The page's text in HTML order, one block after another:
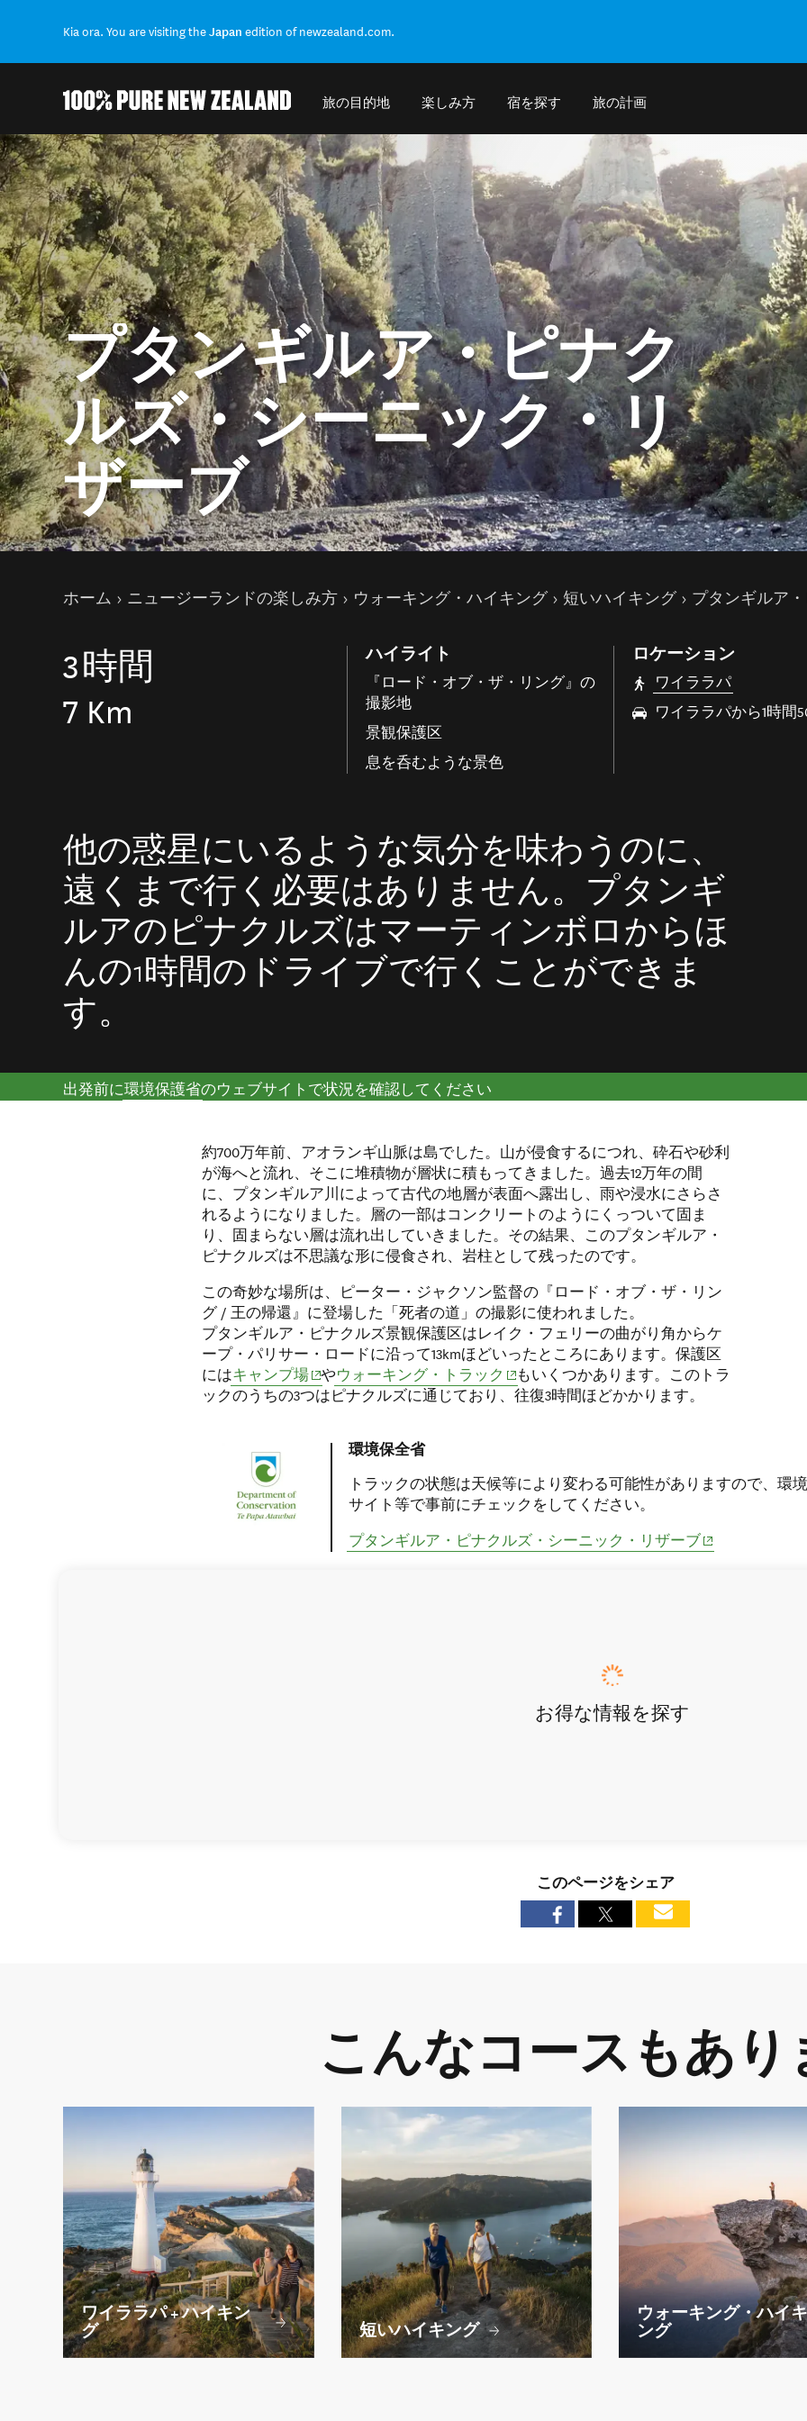
Kia ora. You are visiting theJapan edition of newzealand.com.
旅の目的地 楽しみ方 宿を探す 旅の計画
結果に戻る
プタンギルア・ピナク
ルズ・シーニック・リ
ザーブ
現在のページ
ホーム ニュージーランドの楽しみ方 ウォーキング・ハイキング 短いハイキング プタンギルア
3時間
7 Km
ハイライト
『ロード・オブ・ザ・リング』の
撮影地
景観保護区
息を呑むような景色
ロケーション
ワイララパ
ワイララパから1時間
他の惑星にいるような気分を味わうのに、
遠くまで行く必要はありません。プタンギ
ルアのピナクルズはマーティンボロからほ
んの1時間のドライブで行くことができま
す。
出発前に環境保護省のウェブサイトで状況を確認してください
約700万年前、アオランギ山脈は島でした。山が侵食するにつれ、砕石や砂利
が海へと流れ、そこに堆積物が層状に積もってきました。過去12万年の間
に、プタンギルア川によって古代の地層が表面へ露出し、雨や浸水にさらさ
れるようになりました。層の一部はコンクリートのようにくっついて固ま
り、固まらない層は流れ出していきました。その結果、このプタンギルア・
ピナクルズは不思議な形に侵食され、岩柱として残ったのです。
この奇妙な場所は、ピーター・ジャクソン監督の『ロード・オブ・ザ・リン
グ / 王の帰還』に登場した「死者の道」の撮影に使われました。
プタンギルア・ピナクルズ景観保護区はレイク・フェリーの曲がり角からケ
ープ・パリサー・ロードに沿って13kmほどいったところにあります。保護区
にはキャンプ場(opens in new window)
やウォーキング・トラック (opens in new window)
もいくつかあります。このトラ
ックのうちの3つはピナクルズに通じており、往復3時間ほどかかります。
環境保全省
トラックの状態は天候等により変わる可能性がありますので、環
サイト等で事前にチェックをしてください。
プタンギルア・ピナクルズ・シーニック・リザーブ(opens in new
お得な情報を探す
このページをシェア
こんなコースもあり
ワイララパ + ハイキン
グ
短いハイキング
ウォーキング・ハイキ
ング